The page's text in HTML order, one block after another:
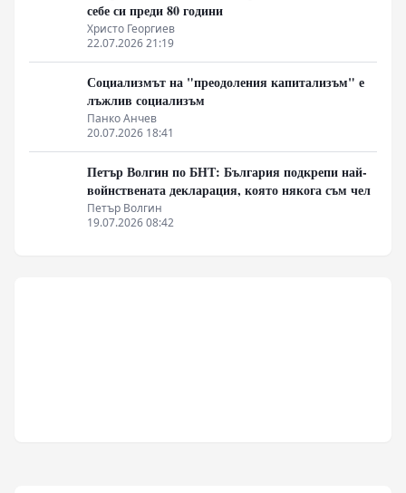
себе си преди 80 години
Христо Георгиев
22.07.2026 21:19
Социализмът на "преодоления капитализъм" е
лъжлив социализъм
Панко Анчев
20.07.2026 18:41
Петър Волгин по БНТ: България подкрепи най-
войнствената декларация, която някога съм чел
Петър Волгин
19.07.2026 08:42